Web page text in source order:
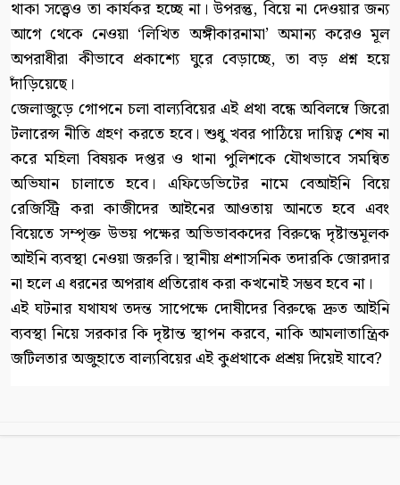
থাকা সত্ত্বেও তা কার্যকর হচ্ছে না। উপরন্তু, বিয়ে না দেওয়ার জন্য
আগে থেকে নেওয়া ‘লিখিত অঙ্গীকারনামা’ অমান্য করেও মূল
অপরাধীরা কীভাবে প্রকাশ্যে ঘুরে বেড়াচ্ছে, তা বড় প্রশ্ন হয়ে
দাঁড়িয়েছে।
জেলাজুড়ে গোপনে চলা বাল্যবিয়ের এই প্রথা বন্ধে অবিলম্বে জিরো
টলারেন্স নীতি গ্রহণ করতে হবে। শুধু খবর পাঠিয়ে দায়িত্ব শেষ না
করে মহিলা বিষয়ক দপ্তর ও থানা পুলিশকে যৌথভাবে সমন্বিত
অভিযান চালাতে হবে। এফিডেভিটের নামে বেআইনি বিয়ে
রেজিস্ট্রি করা কাজীদের আইনের আওতায় আনতে হবে এবং
বিয়েতে সম্পৃক্ত উভয় পক্ষের অভিভাবকদের বিরুদ্ধে দৃষ্টান্তমূলক
আইনি ব্যবস্থা নেওয়া জরুরি। স্থানীয় প্রশাসনিক তদারকি জোরদার
না হলে এ ধরনের অপরাধ প্রতিরোধ করা কখনোই সম্ভব হবে না।
এই ঘটনার যথাযথ তদন্ত সাপেক্ষে দোষীদের বিরুদ্ধে দ্রুত আইনি
ব্যবস্থা নিয়ে সরকার কি দৃষ্টান্ত স্থাপন করবে, নাকি আমলাতান্ত্রিক
জটিলতার অজুহাতে বাল্যবিয়ের এই কুপ্রথাকে প্রশ্রয় দিয়েই যাবে?